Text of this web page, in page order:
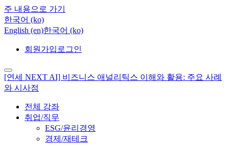
주 내용으로 가기
한국어 ‎(ko)‎
English ‎(en)‎한국어 ‎(ko)‎
회원가입 로그인
[연세 NEXT AI] 비즈니스 애널리틱스 이해와 활용: 주요 사례
와 시사점
전체 강좌
취업/직무
ESG/윤리경영
경제/재테크